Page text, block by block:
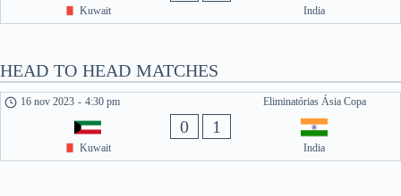
Kuwait India
HEAD TO HEAD MATCHES
Eliminatórias Ásia Copa
16 nov 2023 - 4:30 pm
Kuwait
0 1
India